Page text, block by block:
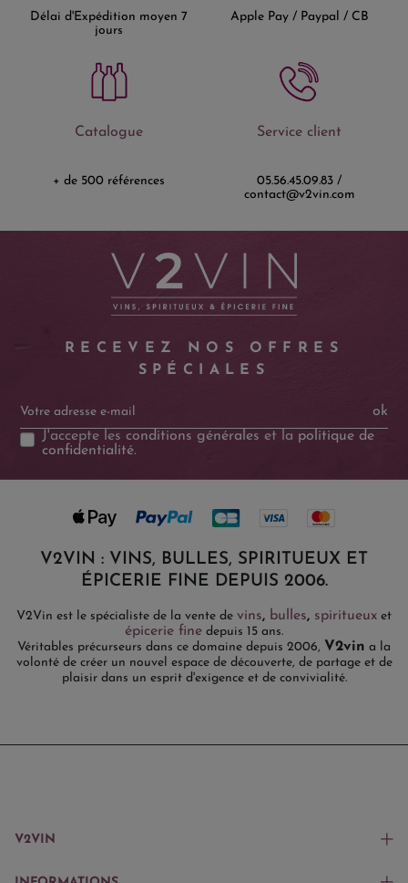
Délai d'Expédition moyen 7
jours
Apple Pay / Paypal / CB
Catalogue
+ de 500 références
Service client
05.56.45.09.83 /
contact@v2vin.com
RECEVEZ NOS OFFRES
SPÉCIALES
ok
J'accepte lesconditions générales et la politique de
confidentialité.
V2VIN : VINS, BULLES, SPIRITUEUX ET
ÉPICERIE FINE DEPUIS 2006.
V2Vin est le spécialiste de la vente de vins, bulles, spiritueux et
épicerie fine depuis 15 ans.
Véritables précurseurs dans ce domaine depuis 2006, V2vin a la
volonté de créer un nouvel espace de découverte, de partage et de
plaisir dans un esprit d'exigence et de convivialité.
V2VIN